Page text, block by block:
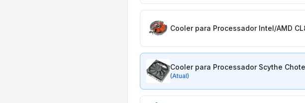
Cooler para Processador Intel/AMD
Cooler para Processador Scythe
(Atual)